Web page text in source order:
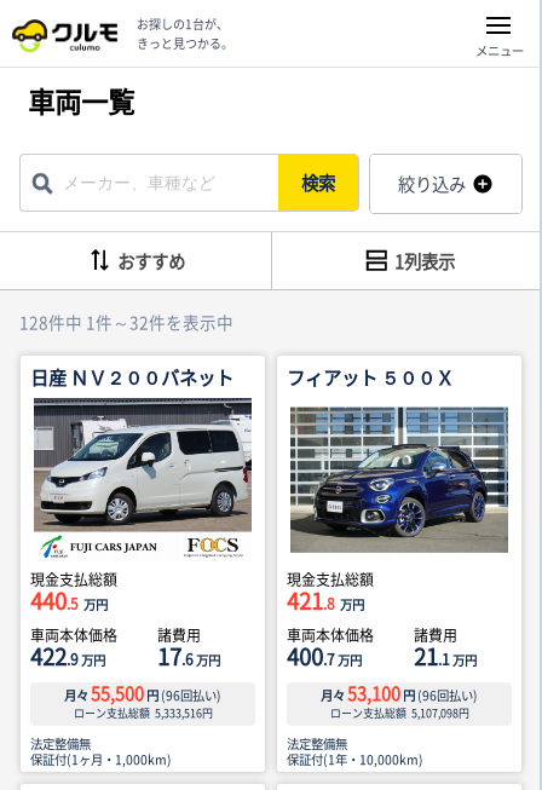
お探しの1台が、
きっと見つかる。
メニュー
車両一覧
検索 絞り込み
128件中 1件～32件を表示中
おすすめ 1列表示
日産 ＮＶ２００バネット
現金支払総額
440.5 万円
車両本体価格
422.9万円
諸費用
17.6万円
月々 55,500 円 (96回払い)
ローン支払総額 5,333,516円
法定整備無
保証付(1ヶ月・1,000km)
フィアット ５００Ｘ
現金支払総額
421.8 万円
車両本体価格
400.7万円
諸費用
21.1万円
月々 53,100 円 (96回払い)
ローン支払総額 5,107,098円
法定整備無
保証付(1年・10,000km)